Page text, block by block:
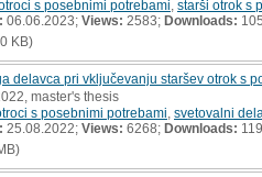
s posebnimi potrebami starši otrok s
06.06.2023; Views: 2583; Downloads:
KB)
delavca pri vključevanju staršev otrok s
master's thesis
s posebnimi potrebami svetovalni
25.08.2022; Views: 6268; Downloads: 119